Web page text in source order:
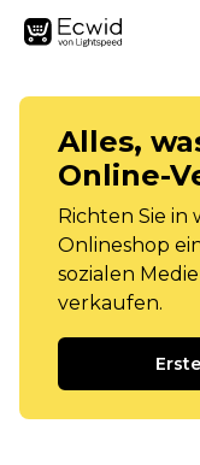
Alles,
Online-
Richten Sie in
Onlineshop
sozialen
verkaufen.